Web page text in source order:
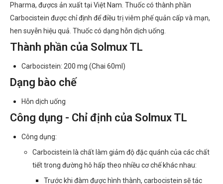
Pharma, đượcs ản xuất tại Việt Nam. Thuốc có thành phần
Carbocistein được chỉ định để điều trị viêm phế quản cấp và mạn,
hen suyễn hiệu quả. Thuốc có dạng hỗn dịch uống.
Thành phần của Solmux TL
Carbocistein: 200 mg (Chai 60ml)
Dạng bào chế
Hỗn dịch uống
Công dụng - Chỉ định của Solmux TL
Công dụng:
Carbocistein là chất làm giảm độ đặc quánh của các chất
tiết trong đường hô hấp theo nhiều cơ chế khác nhau:
Trước khi đàm được hình thành, carbocistein sẽ tác